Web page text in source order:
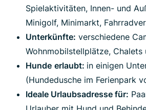
Spielaktivitäten, Innen- und
Minigolf, Minimarkt,
Unterkünfte: verschiedene
Wohnmobilstellplätze, Chalets
Hunde erlaubt: in einigen
(Hundedusche im Ferienpark
Ideale Urlaubsadresse für: